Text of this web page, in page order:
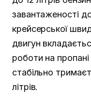
завантаженості
крейсерської
двигун
роботи на
стабільно
літрів.